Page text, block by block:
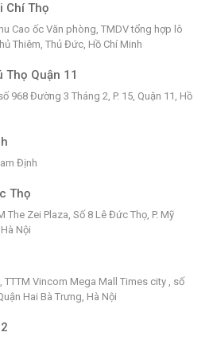
Chí Thọ
Cao ốc Văn phòng, TMDV tổng hợp lô
Thiêm, Thủ Đức, Hồ Chí Minh
Thọ Quận 11
968 Đường 3 Tháng 2, P. 15, Quận 11, Hồ
Định
Thọ
The Zei Plaza, Số 8 Lê Đức Thọ, P. Mỹ
Nội
TTTM Vincom Mega Mall Times city , số
Hai Bà Trưng, Hà Nội